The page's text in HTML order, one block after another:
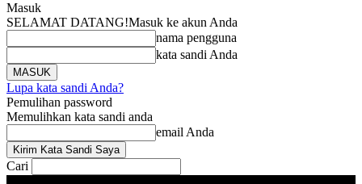
Masuk
SELAMAT DATANG!Masuk ke akun Anda
nama pengguna
kata sandi Anda
Lupa kata sandi Anda?
Pemulihan password
Memulihkan kata sandi anda
email Anda
Cari